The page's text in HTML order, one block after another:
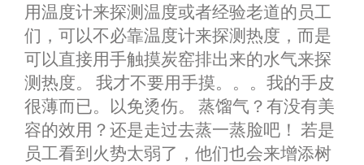
用温度计来探测温度或者经验老道的员工
们，可以不必靠温度计来探测热度，而是
可以直接用手触摸炭窑排出来的水气来探
测热度。 我才不要用手摸。。。我的手皮
很薄而已。以免烫伤。 蒸馏气？有没有美
容的效用？还是走过去蒸一蒸脸吧！ 若是
员工看到火势太弱了，他们也会来增添树